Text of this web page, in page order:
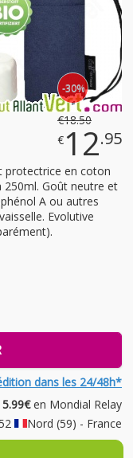
-30%
€18.50
€ 12.95
protectrice en coton
250ml. Goût neutre et
A ou autres
Evolutive
dans les 24/48h*
en Mondial Relay
Nord (59) - France